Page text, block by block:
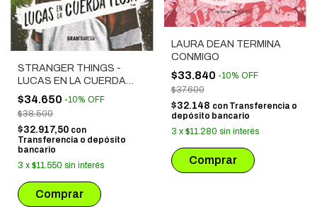
STRANGER THINGS -
LUCAS EN LA CUERDA
FLOJA
$34.650 -10% OFF
$38.500
$32.917,50 con
Transferencia o depósito
bancario
3 x $11.550 sin interés
LAURA DEAN TERMINA
CONMIGO
$33.840 -10% OFF
$37.600
$32.148 con Transferencia o
depósito bancario
3 x $11.280 sin interés